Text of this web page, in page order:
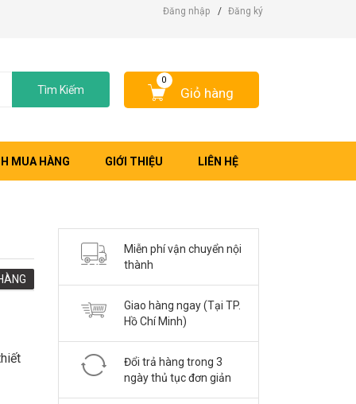
Đăng nhập / Đăng ký
Tìm Kiếm Giỏ hàng
0
MUA HÀNG GIỚI THIỆU LIÊN HỆ
Miễn phí vận chuyển nội
thành
Giao hàng ngay (Tại TP.
Hồ Chí Minh)
Đổi trả hàng trong 3
ngày thủ tục đơn giản